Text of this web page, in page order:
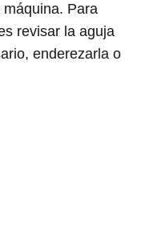
Para
revisar la aguja
enderezarla o